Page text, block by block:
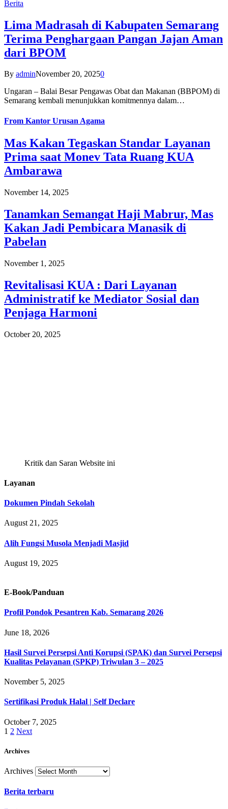
Berita
Lima Madrasah di Kabupaten Semarang
Terima Penghargaan Pangan Jajan Aman
dari BPOM
By adminNovember 20, 20250
Ungaran – Balai Besar Pengawas Obat dan Makanan (BBPOM) di
Semarang kembali menunjukkan komitmennya dalam…
From Kantor Urusan Agama
Mas Kakan Tegaskan Standar Layanan
Prima saat Monev Tata Ruang KUA
Ambarawa
November 14, 2025
Tanamkan Semangat Haji Mabrur, Mas
Kakan Jadi Pembicara Manasik di
Pabelan
November 1, 2025
Revitalisasi KUA : Dari Layanan
Administratif ke Mediator Sosial dan
Penjaga Harmoni
October 20, 2025
Kritik dan Saran Website ini
Layanan
Dokumen Pindah Sekolah
August 21, 2025
Alih Fungsi Musola Menjadi Masjid
August 19, 2025
E-Book/Panduan
Profil Pondok Pesantren Kab. Semarang 2026
June 18, 2026
Hasil Survei Persepsi Anti Korupsi (SPAK) dan Survei Persepsi
Kualitas Pelayanan (SPKP) Triwulan 3 – 2025
November 5, 2025
Sertifikasi Produk Halal | Self Declare
October 7, 2025
1 2 Next
Archives
Archives
Berita terbaru